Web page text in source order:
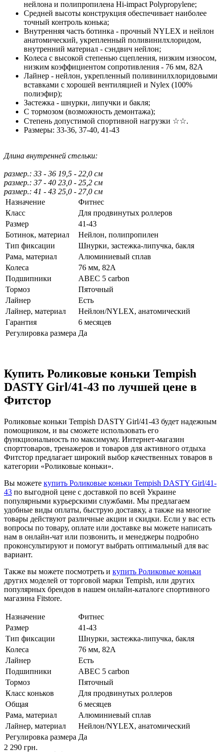
нейлона и полипропилена Hi-impact Polypropylene;
Средней высоты конструкция обеспечивает наиболее
точный контроль конька;
Внутренняя часть ботинка - прочный NYLEX и нейлон
анатомический, укрепленный поливинилхлоридом,
внутренний материал - сэндвич нейлон;
Колеса с высокой степенью сцепления, низким износом,
низким коэффициентом сопротивления - 76 мм, 82A
Лайнер - нейлон, укрепленный поливинилхлоридовыми
вставками с хорошей вентиляцией и Nylex (100%
полиэфир);
Застежка - шнурки, липучки и бакля;
С тормозом (возможность демонтажа);
Степень допустимой спортивной нагрузки ☆☆.
Размеры: 33-36, 37-40, 41-43
Длина внутренней стельки:
размер.: 33 - 36 19,5 - 22,0 см
размер.: 37 - 40 23,0 - 25,2 см
размер.: 41 - 43 25,0 - 27,0 см
Назначение
Фитнес
Класс
Для продвинутых роллеров
Размер
41-43
Ботинок, материал
Нейлон, полипропилен
Тип фиксации
Шнурки, застежка-липучка, бакля
Рама, материал
Алюминиевый сплав
Колеса
76 мм, 82A
Подшипники
ABEC 5 carbon
Тормоз
Пяточный
Лайнер
Есть
Лайнер, материал
Нейлон/NYLEX, анатомический
Гарантия
6 месяцев
Регулировка размера Да
Купить Роликовые коньки Tempish
DASTY Girl/41-43 по лучшей цене в
Фитстор
Роликовые коньки Tempish DASTY Girl/41-43 будет надежным
помощником, и вы сможете использовать его
функциональность по максимуму. Интернет-магазин
спорттоваров, тренажеров и товаров для активного отдыха
Фитстор предлагает широкий выбор качественных товаров в
категории «Роликовые коньки».
Вы можете купить Роликовые коньки Tempish DASTY Girl/41-
43 по выгодной цене с доставкой по всей Украине
популярными курьерскими службами. Мы предлагаем
удобные виды оплаты, быструю доставку, а также на многие
товары действуют различные акции и скидки. Если у вас есть
вопросы по товару, оплате или доставке вы можете написать
нам в онлайн-чат или позвонить, и менеджеры подробно
проконсультируют и помогут выбрать оптимальный для вас
вариант.
Также вы можете посмотреть и купить Роликовые коньки
других моделей от торговой марки Tempish, или других
популярных брендов в нашем онлайн-каталоге спортивного
магазина Fitstore.
Назначение
Фитнес
Размер
41-43
Тип фиксации
Шнурки, застежка-липучка, бакля
Колеса
76 мм, 82A
Лайнер
Есть
Подшипники
ABEC 5 carbon
Тормоз
Пяточный
Класс коньков
Для продвинутых роллеров
Общая
6 месяцев
Рама, материал
Алюминиевый сплав
Лайнер, материал
Нейлон/NYLEX, анатомический
Регулировка размера Да
2 290 грн.